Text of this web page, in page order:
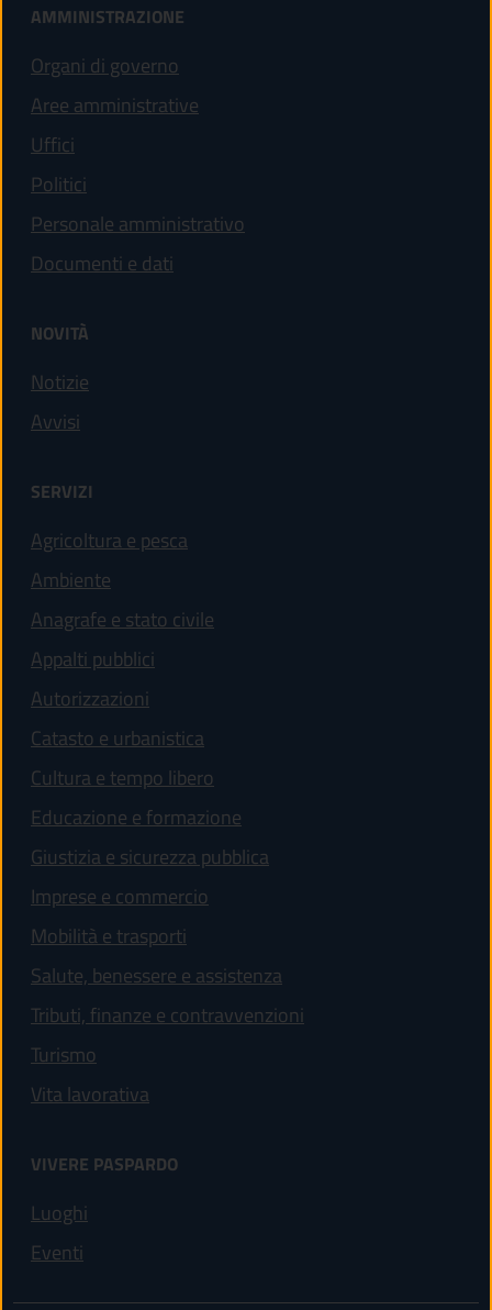
AMMINISTRAZIONE
Organi di governo
Aree amministrative
Uffici
Politici
Personale amministrativo
Documenti e dati
NOVITÀ
Notizie
Avvisi
SERVIZI
Agricoltura e pesca
Ambiente
Anagrafe e stato civile
Appalti pubblici
Autorizzazioni
Catasto e urbanistica
Cultura e tempo libero
Educazione e formazione
Giustizia e sicurezza pubblica
Imprese e commercio
Mobilità e trasporti
Salute, benessere e assistenza
Tributi, finanze e contravvenzioni
Turismo
Vita lavorativa
VIVERE PASPARDO
Luoghi
Eventi